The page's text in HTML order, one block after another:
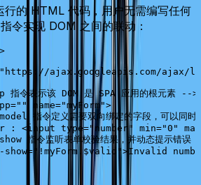
行的 HTML 代码，用户无需编写任何
令实现 DOM 之间的联动：
>
"https://ajax.googleapis.com/ajax/
令表示该 DOM 是 SPA 应用的根元素 -->
="" name="myForm">
指令定义需要双向绑定的字段，可以同时
: < input type="number" min="0"
max
指令监听表单校验结果，并动态提示错误
show= "!myForm.$valid">Invalid